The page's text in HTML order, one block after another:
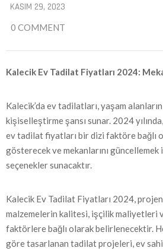
KASIM 29, 2023
0 COMMENT
Kalecik Ev Tadilat Fiyatları 2024:
Kalecik’da ev tadilatları, yaşam
kişiselleştirme şansı sunar. 2024
ev tadilat fiyatları bir dizi faktöre bağlı
gösterecek ve mekanlarını
seçenekler sunacaktır.
Kalecik Ev Tadilat Fiyatları 2024,
malzemelerin kalitesi, işçilik maliyetleri
faktörlere bağlı olarak belirlenecektir.
göre tasarlanan tadilat projeleri, ev